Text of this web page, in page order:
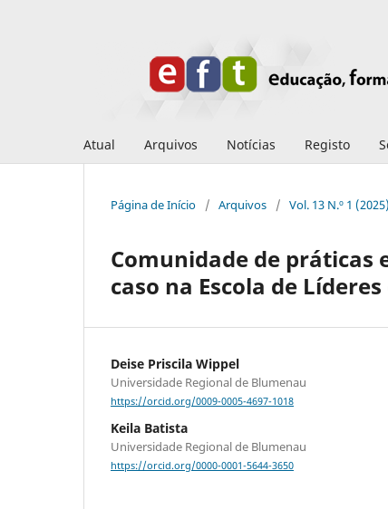
Atual Arquivos Notícias Registo
Página de Início / Arquivos / Vol. 13 N.º 1 (2025)
Comunidade de práticas
caso na Escola de
Deise Priscila Wippel
Universidade Regional de Blumenau
https://orcid.org/0009-0005-4697-1018
Keila Batista
Universidade Regional de Blumenau
https://orcid.org/0000-0001-5644-3650